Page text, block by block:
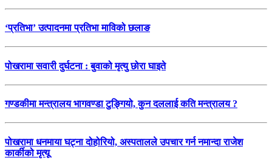
‘प्रतिभा’ उत्पादनमा प्रतिभा माविको छलाङ
पोखरामा सवारी दुर्घटना : बुवाको मृत्यु छोरा घाइते
गण्डकीमा मन्त्रालय भागवण्डा टुङ्गियो, कुन दललाई कति मन्त्रालय ?
पोखरामा धनमाया घट्ना दोहोरियो, अस्पतालले उपचार गर्न नमान्दा राजेश
कार्कीको मृत्यू